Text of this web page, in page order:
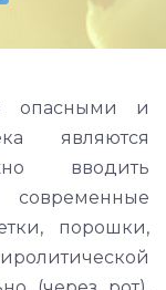
опасными и
являются
вводить
современные
порошки,